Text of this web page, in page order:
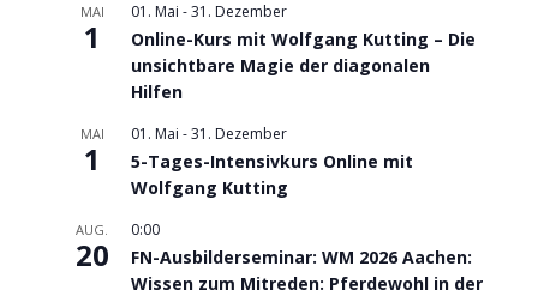
MAI
1
01. Mai -31. Dezember
Online-Kurs mit Wolfgang Kutting – Die
unsichtbare Magie der diagonalen
Hilfen
MAI
1
01. Mai -31. Dezember
5-Tages-Intensivkurs Online mit
Wolfgang Kutting
AUG.
20
0:00
FN-Ausbilderseminar: WM 2026 Aachen:
Wissen zum Mitreden: Pferdewohl in der